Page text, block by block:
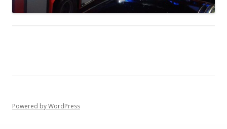
Powered by WordPress